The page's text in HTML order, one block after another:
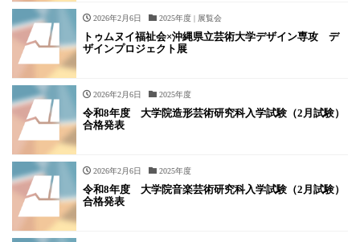
2026年2月6日 2025年度 | 展覧会
トゥムヌイ福祉会×沖縄県立芸術大学デザイン専攻 デ
ザインプロジェクト展
2026年2月6日 2025年度
令和8年度 大学院造形芸術研究科入学試験（2月試験）
合格発表
2026年2月6日 2025年度
令和8年度 大学院音楽芸術研究科入学試験（2月試験）
合格発表